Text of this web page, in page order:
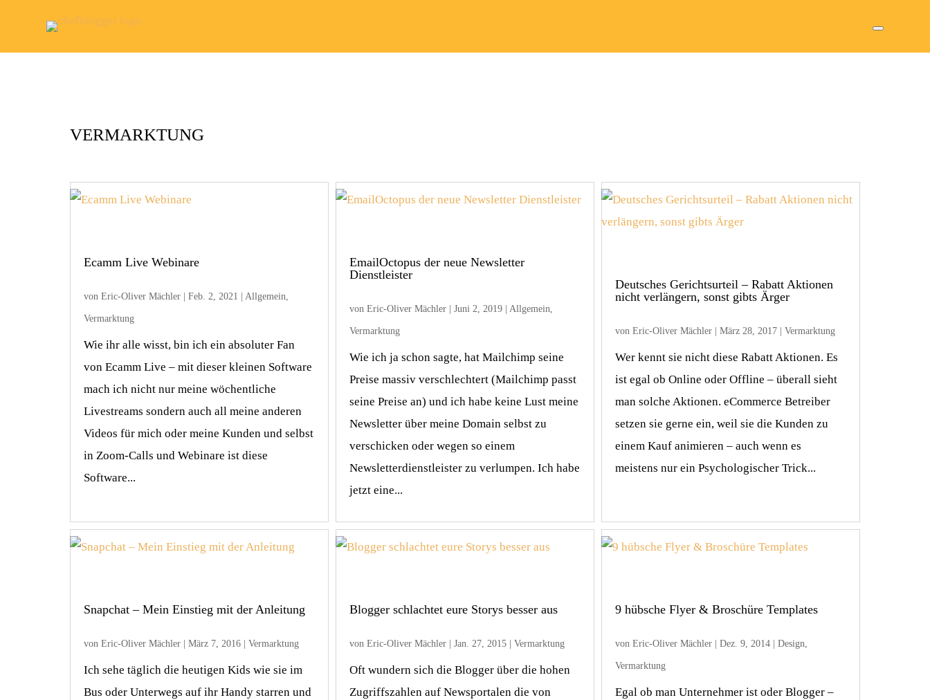
VERMARKTUNG
Ecamm Live Webinare
von Eric-Oliver Mächler| Feb. 2, 2021 Allgemein,
Vermarktung
Wie ihr alle wisst, bin ich ein absoluter Fan
von Ecamm Live – mit dieser kleinen Software
mach ich nicht nur meine wöchentliche
Livestreams sondern auch all meine anderen
Videos für mich oder meine Kunden und selbst
in Zoom-Calls und Webinare ist diese
Software...
EmailOctopus der neue Newsletter
Dienstleister
von Eric-Oliver Mächler| Juni 2, 2019| Allgemein,
Vermarktung
Wie ich ja schon sagte, hat Mailchimp seine
Preise massiv verschlechtert (Mailchimp passt
seine Preise an) und ich habe keine Lust meine
Newsletter über meine Domain selbst zu
verschicken oder wegen so einem
Newsletterdienstleister zu verlumpen. Ich habe
jetzt eine...
Deutsches Gerichtsurteil – Rabatt Aktionen
nicht verlängern, sonst gibts Ärger
vonEric-Oliver Mächler |März 28, 2017 |Vermarktung
Wer kennt sie nicht diese Rabatt Aktionen. Es
ist egal ob Online oder Offline – überall sieht
man solche Aktionen. eCommerce Betreiber
setzen sie gerne ein, weil sie die Kunden zu
einem Kauf animieren – auch wenn es
meistens nur ein Psychologischer Trick...
Snapchat – Mein Einstieg mit der Anleitung
von Eric-Oliver Mächler| März 7, 2016| Vermarktung
Ich sehe täglich die heutigen Kids wie sie im
Bus oder Unterwegs auf ihr Handy starren und
Blogger schlachtet eure Storys besser aus
von Eric-Oliver Mächler| Jan. 27, 2015| Vermarktung
Oft wundern sich die Blogger über die hohen
Zugriffszahlen auf Newsportalen die von
9 hübsche Flyer & Broschüre Templates
vonEric-Oliver Mächler |Dez. 9, 2014 |Design,
Vermarktung
Egal ob man Unternehmer ist oder Blogger –